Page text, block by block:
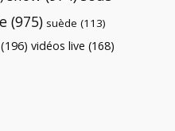
(975) suède (113)
(196) vidéos live (168)